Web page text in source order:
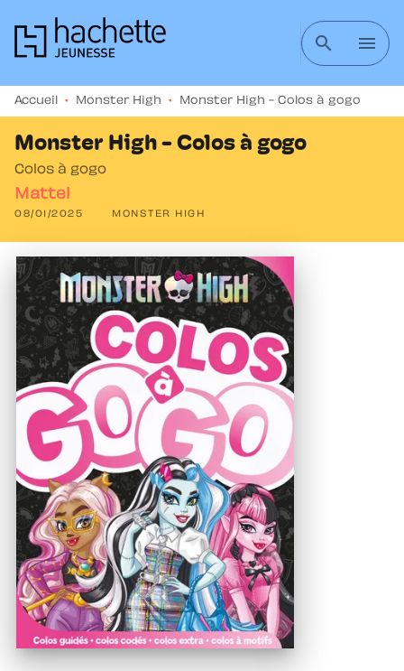
MENU RECHERCHE CONTENU
search menu
Accueil • Monster High • Monster High - Colos à gogo
Monster High - Colos à gogo
Colos à gogo
Mattel
08/01/2025 MONSTER HIGH